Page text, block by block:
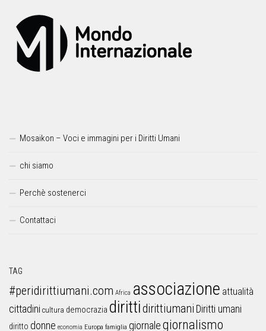
Mosaikon – Voci e immagini per i Diritti Umani
chi siamo
Perchè sostenerci
Contattaci
TAG
#peridirittiumani.com Africa associazione attualità
cittadini cultura democrazia dirittidirittiumani Diritti umani
diritto donne economia Europa famiglia giornalegiornalismo